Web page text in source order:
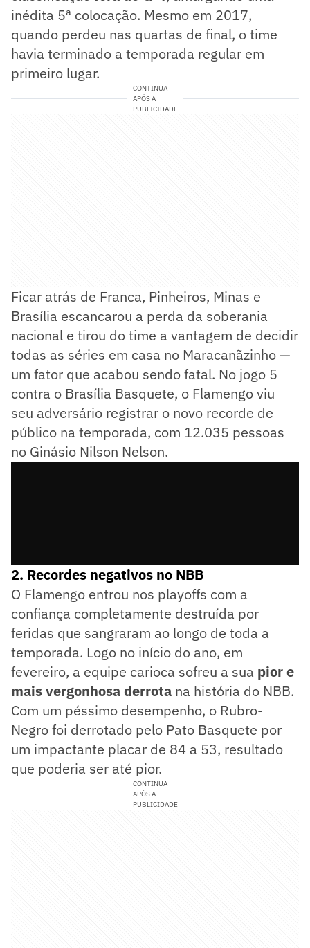
inédita 5ª colocação. Mesmo em 2017,
quando perdeu nas quartas de final, o time
havia terminado a temporada regular em
primeiro lugar.
CONTINUA
APÓS A
PUBLICIDADE
Ficar atrás de Franca, Pinheiros, Minas e
Brasília escancarou a perda da soberania
nacional e tirou do time a vantagem de decidir
todas as séries em casa no Maracanãzinho —
um fator que acabou sendo fatal. No jogo 5
contra o Brasília Basquete, o Flamengo viu
seu adversário registrar o novo recorde de
público na temporada, com 12.035 pessoas
no Ginásio Nilson Nelson.
2. Recordes negativos no NBB
O Flamengo entrou nos playoffs com a
confiança completamente destruída por
feridas que sangraram ao longo de toda a
temporada. Logo no início do ano, em
fevereiro, a equipe carioca sofreu a sua pior e
mais vergonhosa derrota na história do NBB.
Com um péssimo desempenho, o Rubro-
Negro foi derrotado pelo Pato Basquete por
um impactante placar de 84 a 53, resultado
que poderia ser até pior.
CONTINUA
APÓS A
PUBLICIDADE